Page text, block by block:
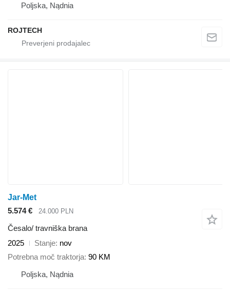
Poljska, Nądnia
ROJTECH
Jar-Met
5.574 €
24.000 PLN
Česalo/ travniška brana
2025
Stanje nov
Potrebna moč traktorja 90 KM
Poljska, Nądnia